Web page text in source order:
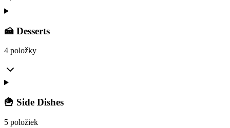
🍰 Desserts
4 položky
🍟 Side Dishes
5 položiek